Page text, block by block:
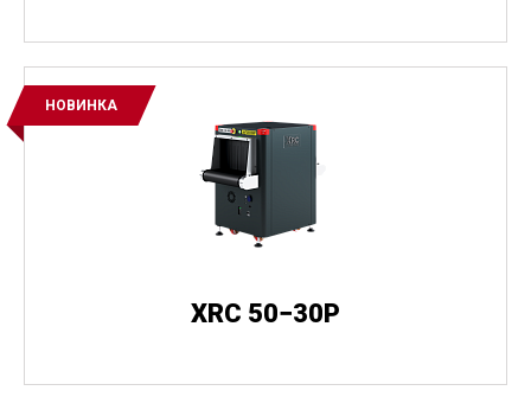
НОВИНКА
XRC 50−30P